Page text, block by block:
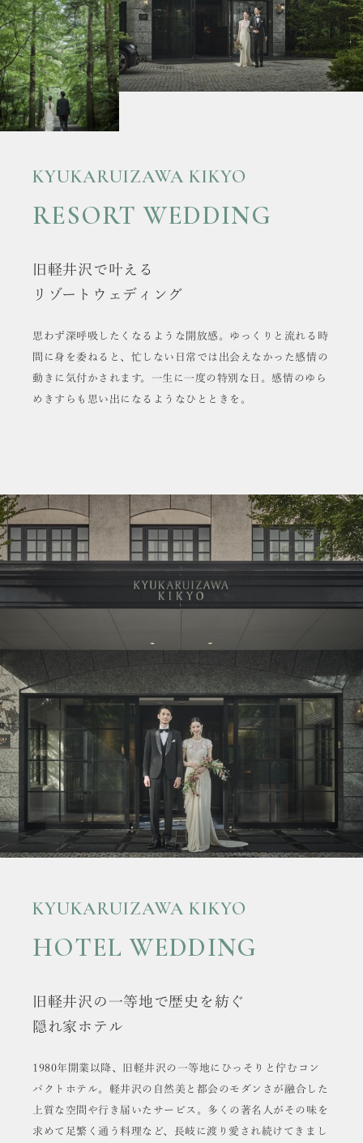
KYUKARUIZAWA KIKYO
RESORT WEDDING
旧軽井沢で叶える
リゾートウェディング
思わず深呼吸したくなるような開放感。 ゆっくりと流れる時
間に身を委ねると、 忙しない日常では出会えなかった感情の
動きに気付かされます。 一生に一度の特別な日。感情のゆら
めきすらも思い出になるようなひとときを。
KYUKARUIZAWA KIKYO
HOTEL WEDDING
旧軽井沢の一等地で歴史を紡ぐ
隠れ家ホテル
1980年開業以降、旧軽井沢の一等地にひっそりと佇むコン
パクトホテル。 軽井沢の自然美と都会のモダンさが融合した
上質な空間や行き届いたサービス。 多くの著名人がその味を
求めて足繁く通う料理など、長岐に渡り愛され続けてきまし